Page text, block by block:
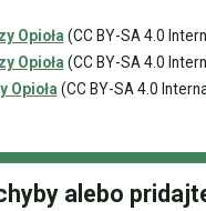
Opioła (CC BY-SA 4.0
Opioła (CC BY-SA 4.0
Opioła (CC BY-SA 4.0